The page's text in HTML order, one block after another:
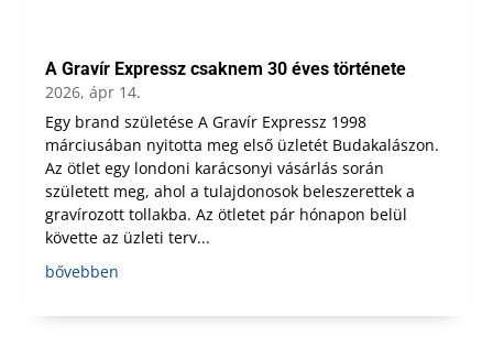
A Gravír Expressz csaknem 30 éves története
2026, ápr 14.
Egy brand születése A Gravír Expressz 1998
márciusában nyitotta meg első üzletét Budakalászon.
Az ötlet egy londoni karácsonyi vásárlás során
született meg, ahol a tulajdonosok beleszerettek a
gravírozott tollakba. Az ötletet pár hónapon belül
követte az üzleti terv...
bővebben